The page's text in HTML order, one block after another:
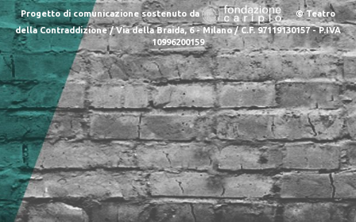
Progetto di comunicazione sostenuto da
© Teatro
della Contraddizione / Via della Braida, 6 - Milano / C.F. 97119130157 - P.IVA
10996200159